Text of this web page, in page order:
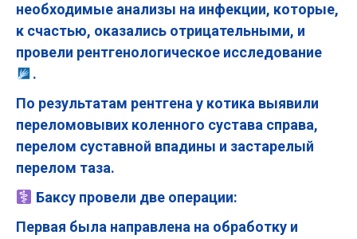
необходимые анализы на инфекции, которые,
к счастью, оказались отрицательными, и
провели рентгенологическое исследование
.
По результатам рентгена у котика выявили
переломовывих коленного сустава справа,
перелом суставной впадины и застарелый
перелом таза.
Баксу провели две операции:
Первая была направлена на обработку и